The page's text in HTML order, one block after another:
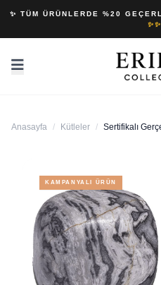
✨ TÜM ÜRÜNLERDE %20
Anasayfa / Kütleler / Sertifikalı
KAMPANYALI ÜRÜN